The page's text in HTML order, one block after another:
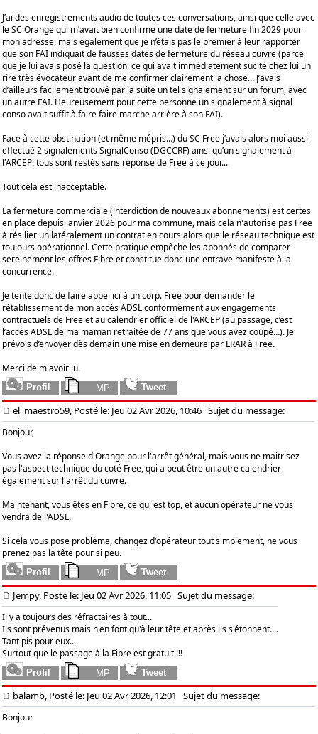
J’ai des enregistrements audio de toutes ces conversations, ainsi que celle avec
le SC Orange qui m’avait bien confirmé une date de fermeture fin 2029 pour
mon adresse, mais également que je n’étais pas le premier à leur rapporter
que son FAI indiquait de fausses dates de fermeture du réseau cuivre (parce
que je lui avais posé la question, ce qui avait immédiatement sucité chez lui un
rire très évocateur avant de me confirmer clairement la chose… J’avais
d’ailleurs facilement trouvé par la suite un tel signalement sur un forum, avec
un autre FAI. Heureusement pour cette personne un signalement à signal
conso avait suffit à faire faire marche arrière à son FAI).
Face à cette obstination (et même mépris…) du SC Free j’avais alors moi aussi
effectué 2 signalements SignalConso (DGCCRF) ainsi qu’un signalement à
l'ARCEP: tous sont restés sans réponse de Free à ce jour...
Tout cela est inacceptable.
La fermeture commerciale (interdiction de nouveaux abonnements) est certes
en place depuis janvier 2026 pour ma commune, mais cela n'autorise pas Free
à résilier unilatéralement un contrat en cours alors que le réseau technique est
toujours opérationnel. Cette pratique empêche les abonnés de comparer
sereinement les offres Fibre et constitue donc une entrave manifeste à la
concurrence.
Je tente donc de faire appel ici à un corp. Free pour demander le
rétablissement de mon accès ADSL conformément aux engagements
contractuels de Free et au calendrier officiel de l'ARCEP (au passage, c’est
l’accès ADSL de ma maman retraitée de 77 ans que vous avez coupé…). Je
prévois d’envoyer dès demain une mise en demeure par LRAR à Free.
Merci de m'avoir lu.
el_maestro59, Posté le: Jeu 02 Avr 2026, 10:46 Sujet du message:
Bonjour,
Vous avez la réponse d'Orange pour l'arrêt général, mais vous ne maitrisez
pas l'aspect technique du coté Free, qui a peut être un autre calendrier
également sur l'arrêt du cuivre.
Maintenant, vous êtes en Fibre, ce qui est top, et aucun opérateur ne vous
vendra de l'ADSL.
Si cela vous pose problème, changez d'opérateur tout simplement, ne vous
prenez pas la tête pour si peu.
Jempy, Posté le: Jeu 02 Avr 2026, 11:05 Sujet du message:
Il y a toujours des réfractaires à tout...
Ils sont prévenus mais n'en font qu'à leur tête et après ils s'étonnent....
Tant pis pour eux...
Surtout que le passage à la Fibre est gratuit !!!
balamb, Posté le: Jeu 02 Avr 2026, 12:01 Sujet du message:
Bonjour